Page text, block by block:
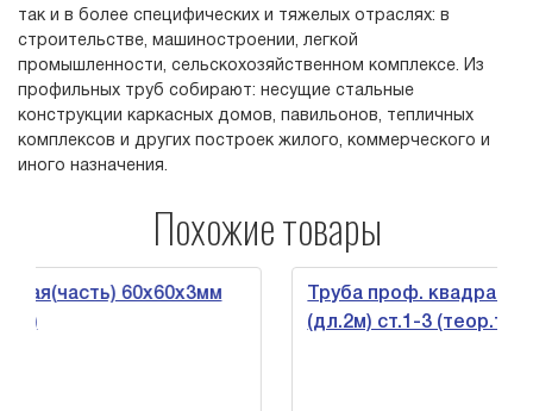
так и в более специфических и тяжелых отраслях: в
строительстве, машиностроении, легкой
промышленности, сельскохозяйственном комплексе. Из
профильных труб собирают: несущие стальные
конструкции каркасных домов, павильонов, тепличных
комплексов и других построек жилого, коммерческого и
иного назначения.
Похожие товары
60х60х3мм
Труба проф.
(дл.2м) ст.1-3 (теор.тн.)